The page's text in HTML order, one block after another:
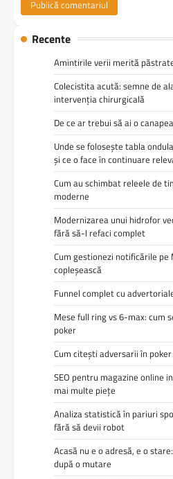
Recente
Amintirile verii merită
Colecistita acută: semne de
intervenția chirurgicală
De ce ar trebui să ai o
Unde se folosește tabla
și ce o face în continuare
Cum au schimbat releele de
moderne
Modernizarea unui hidrofor
fără să-l refaci complet
Cum gestionezi notificările pe
copleșească
Funnel complet cu
Mese full ring vs 6-max: cum
poker
Cum citești adversarii în
SEO pentru magazine online
mai multe piețe
Analiza statistică în pariuri
fără să devii robot
Acasă nu e o adresă, e o
după o mutare